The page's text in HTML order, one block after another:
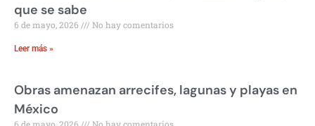
que se sabe
6 de mayo, 2026 No hay comentarios
Leer más »
Obras amenazan arrecifes, lagunas y playas en
México